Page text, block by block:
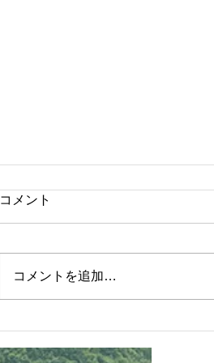
木部先生より連絡！
8月4日木部クラス 1830〜2030
基本 ②【抜き技】 タスキ抜き 振
り見抜き 手刀抜き ③【関節技】
コメント
コメントを追加…